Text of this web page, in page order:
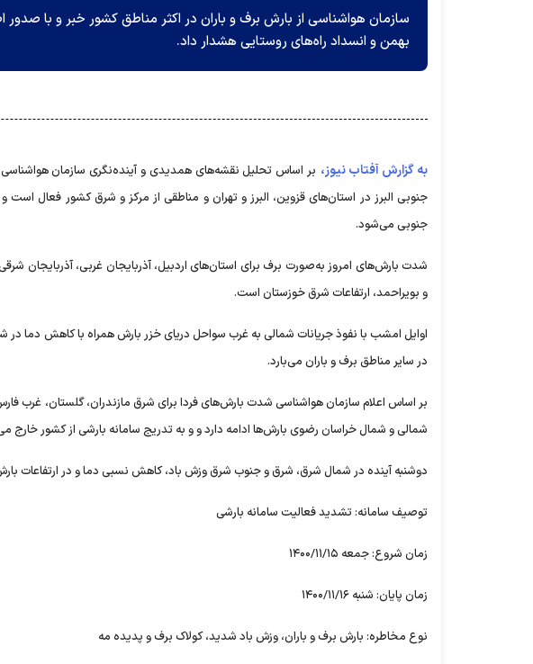
سازمان هواشناسی از بارش برف و باران در اکثر مناطق کشور خبر و با
بهمن و انسداد راه‌های روستایی هشدار داد.
به گزارش آفتاب نیوز، بر اساس تحلیل نقشه‌های همدیدی و آینده‌نگری سازمان هواشناسی
جنوبی البرز در استان‌های قزوین، البرز و تهران و مناطقی از مرکز و شرق کشور فعال
جنوبی می‌شود.
شدت بارش‌های امروز به‌صورت برف برای استان‌های اردبیل، آذربایجان غربی، آذربایجان
و بویراحمد، ارتفاعات شرق خوزستان است.
اوایل امشب با نفوذ جریانات شمالی به غرب سواحل دریای خزر بارش همراه با کاهش دما
در سایر مناطق برف و باران می‌بارد.
بر اساس اعلام سازمان هواشناسی شدت بارش‌های فردا برای شرق مازندران، گلستان، غرب
شمالی و شمال خراسان رضوی بارش‌ها ادامه دارد و و به تدریج سامانه بارشی از کشور خارج
دوشنبه آینده در شمال شرق، شرق و جنوب شرق وزش باد، کاهش نسبی دما و در ارتفاعات
توصیف سامانه: تشدید فعالیت سامانه بارشی
زمان شروع: جمعه ۱۴۰۰/۱۱/۱۵
زمان پایان: شنبه ۱۴۰۰/۱۱/۱۶
نوع مخاطره: بارش برف و باران، وزش باد شدید، کولاک برف و پدیده مه